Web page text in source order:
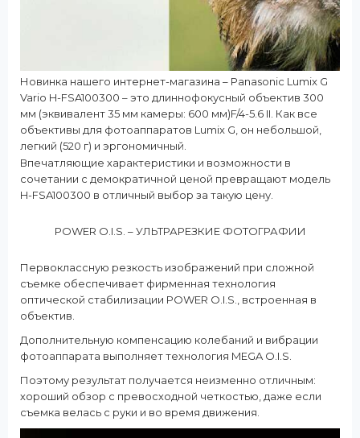
Новинка нашего интернет-магазина – Panasonic Lumix G
Vario H-FSA100300 – это длиннофокусный объектив 300
мм (эквивалент 35 мм камеры: 600 мм)F/4-5.6 II. Как все
объективы для фотоаппаратов Lumix G, он небольшой,
легкий (520 г) и эргономичный.
Впечатляющие характеристики и возможности в
сочетании с демократичной ценой превращают модель
H-FSA100300 в отличный выбор за такую цену.
POWER O.I.S. – УЛЬТРАРЕЗКИЕ ФОТОГРАФИИ
Первоклассную резкость изображений при сложной
съемке обеспечивает фирменная технология
оптической стабилизации POWER O.I.S., встроенная в
объектив.
Дополнительную компенсацию колебаний и вибрации
фотоаппарата выполняет технология MEGA O.I.S.
Поэтому результат получается неизменно отличным:
хороший обзор с превосходной четкостью, даже если
съемка велась с руки и во время движения.